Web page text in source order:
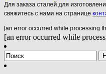
Для заказа сталей для
свяжитесь с нами на странице
[an error occurred while processing
[an error occurred while